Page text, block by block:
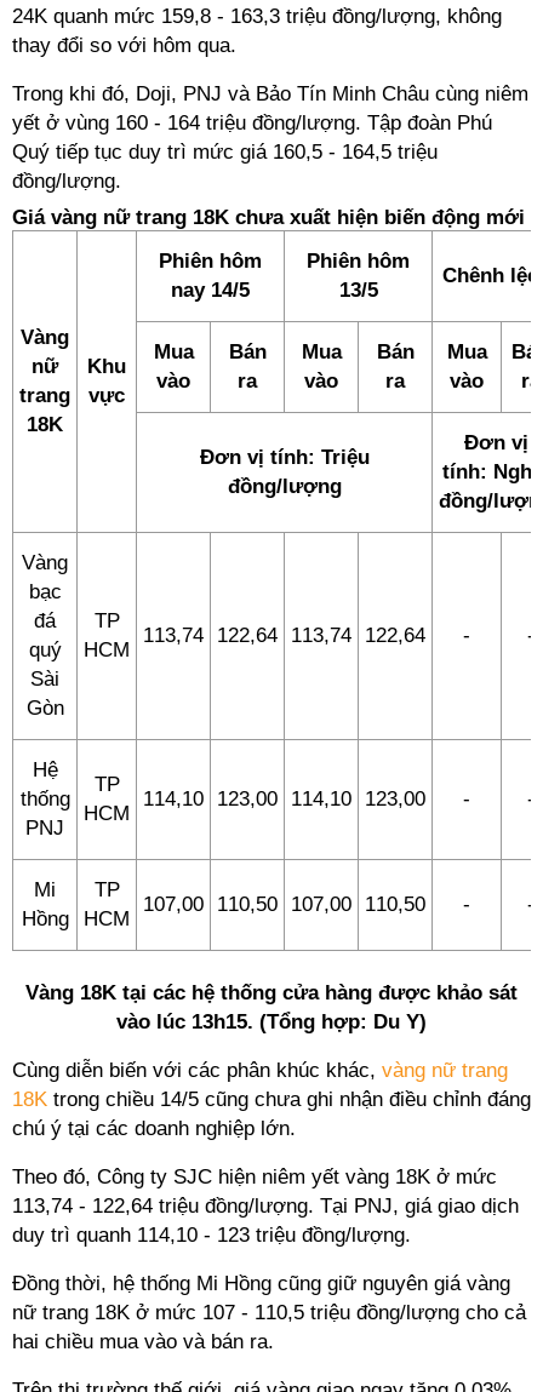
24K quanh mức 159,8 - 163,3 triệu đồng/lượng, không
thay đổi so với hôm qua.
Trong khi đó, Doji, PNJ và Bảo Tín Minh Châu cùng niêm
yết ở vùng 160 - 164 triệu đồng/lượng. Tập đoàn Phú
Quý tiếp tục duy trì mức giá 160,5 - 164,5 triệu
đồng/lượng.
Giá vàng nữ trang 18K chưa xuất hiện biến động mới
Vàng
nữ
trang
18K
Khu
vực
Phiên hôm
nay 14/5
Phiên hôm
13/5
Chênh
Mua
vào
Bán
ra
Mua
vào
Bán
ra
Mua
vào
ra
Đơn vị tính: Triệu
đồng/lượng
Đơn vị
tính:
đồng/
Vàng
bạc
đá
quý
Sài
Gòn
TP
HCM
113,74 122,64 113,74 122,64 - -
Hệ
thống
PNJ
TP
HCM
114,10 123,00 114,10 123,00 - -
Mi
Hồng
TP
HCM
107,00 110,50 107,00 110,50 - -
Vàng 18K tại các hệ thống cửa hàng được khảo sát
vào lúc 13h15. (Tổng hợp: Du Y)
Cùng diễn biến với các phân khúc khác, vàng nữ trang
18K trong chiều 14/5 cũng chưa ghi nhận điều chỉnh đáng
chú ý tại các doanh nghiệp lớn.
Theo đó, Công ty SJC hiện niêm yết vàng 18K ở mức
113,74 - 122,64 triệu đồng/lượng. Tại PNJ, giá giao dịch
duy trì quanh 114,10 - 123 triệu đồng/lượng.
Đồng thời, hệ thống Mi Hồng cũng giữ nguyên giá vàng
nữ trang 18K ở mức 107 - 110,5 triệu đồng/lượng cho cả
hai chiều mua vào và bán ra.